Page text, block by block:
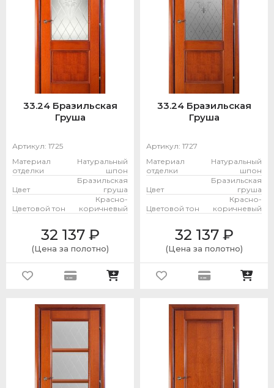
33.24 Бразильская
Груша
Артикул: 1725
Материал
отделки
Натуральный
шпон
Цвет
Бразильская
груша
Цветовой тон
Красно-
коричневый
32 137₽
(Цена за полотно)
33.24 Бразильская
Груша
Артикул: 1727
Материал
отделки
Натуральный
шпон
Цвет
Бразильская
груша
Цветовой тон
Красно-
коричневый
32 137₽
(Цена за полотно)